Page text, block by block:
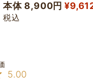
本体 8,900円 ¥
税込
5.00